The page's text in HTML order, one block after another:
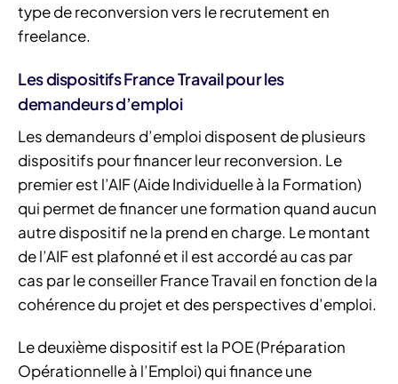
type de reconversion vers le recrutement en
freelance.
Les dispositifs France Travail pour les
demandeurs d’emploi
Les demandeurs d’emploi disposent de plusieurs
dispositifs pour financer leur reconversion. Le
premier est l’AIF (Aide Individuelle à la Formation)
qui permet de financer une formation quand aucun
autre dispositif ne la prend en charge. Le montant
de l’AIF est plafonné et il est accordé au cas par
cas par le conseiller France Travail en fonction de la
cohérence du projet et des perspectives d’emploi.
Le deuxième dispositif est la POE (Préparation
Opérationnelle à l’Emploi) qui finance une